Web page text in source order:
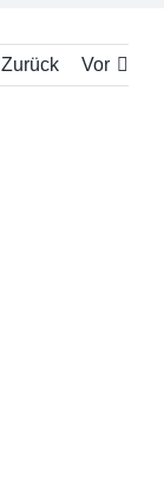
Zurück Vor